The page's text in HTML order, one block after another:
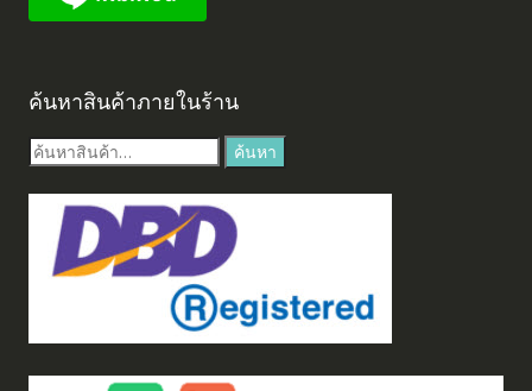
ค้นหาสินค้าภายในร้าน
ค้นหา: ค้นหา